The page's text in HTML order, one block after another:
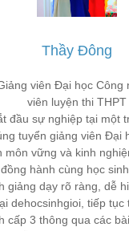
Thầy Đông
viên Đại học Công
viên luyện thi THPT
đầu sự nghiệp tại một
tuyển giảng viên Đại
môn vững và kinh
hành cùng học
giảng dạy rõ ràng, dễ
dehocsinhgioi, tiếp
cấp 3 thông qua các